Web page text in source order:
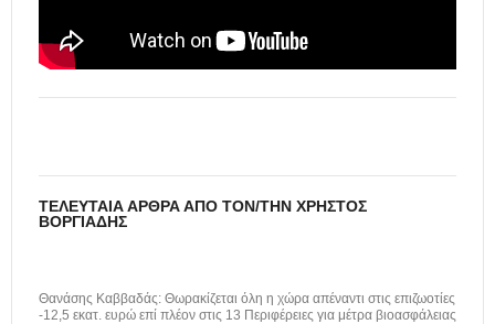
ΤΕΛΕΥΤΑΊΑ ΆΡΘΡΑ ΑΠΌ ΤΟΝ/ΤΗΝ ΧΡΉΣΤΟΣ
ΒΟΡΓΙΆΔΗΣ
Θανάσης Καββαδάς: Θωρακίζεται όλη η χώρα απέναντι στις επιζωοτίες
-12,5 εκατ. ευρώ επί πλέον στις 13 Περιφέρειες για μέτρα βιοασφάλειας